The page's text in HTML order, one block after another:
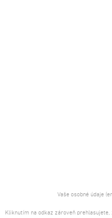
Vaše osobné údaje
Kliknutím na odkaz zároveň